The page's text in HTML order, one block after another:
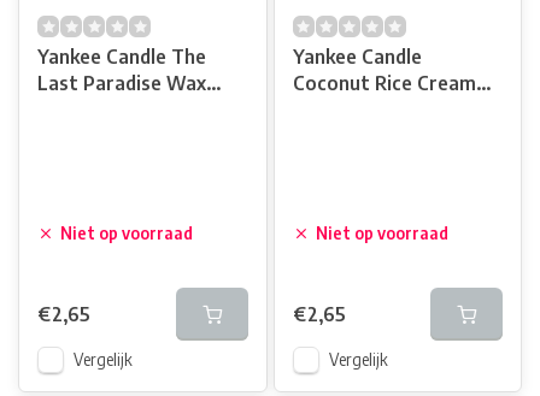
Yankee Candle The
Last Paradise Wax
Niet op voorraad
€2,65
Vergelijk
Yankee Candle
Coconut Rice Cream
Niet op voorraad
€2,65
Vergelijk